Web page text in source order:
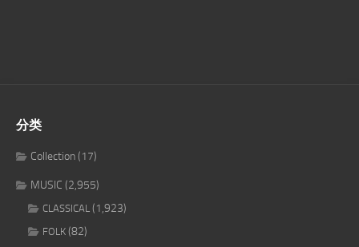
分类
Collection(17)
MUSIC (2,955)
CLASSICAL (1,923)
FOLK (82)